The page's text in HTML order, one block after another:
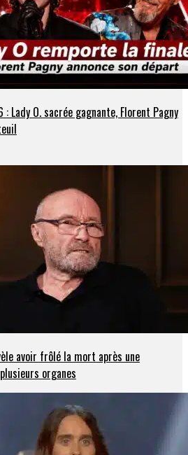
: Lady O. sacrée gagnante, Florent Pagny
avoir frôlé la mort après une
organes